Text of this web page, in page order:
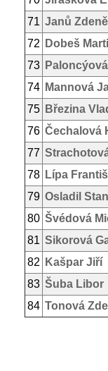
71 Janů
72
Dobeš
73
74 Mannová
75 Březina
76 Čechalová
77
78 Lípa
79 Osladil
80 Švédová
81 Sikorová
82
Kašpar Jiří
83 Šuba Libor
84 Tonová